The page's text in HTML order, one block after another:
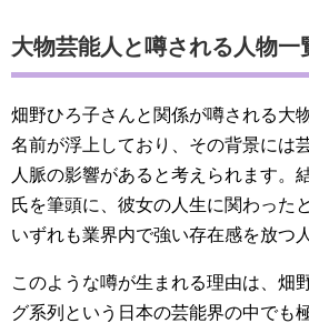
大物芸能人と噂される人物一
畑野ひろ子さんと関係が噂される大
名前が浮上しており、その背景には
人脈の影響があると考えられます。
氏を筆頭に、彼女の人生に関わった
いずれも業界内で強い存在感を放つ
このような噂が生まれる理由は、畑
グ系列という日本の芸能界の中でも